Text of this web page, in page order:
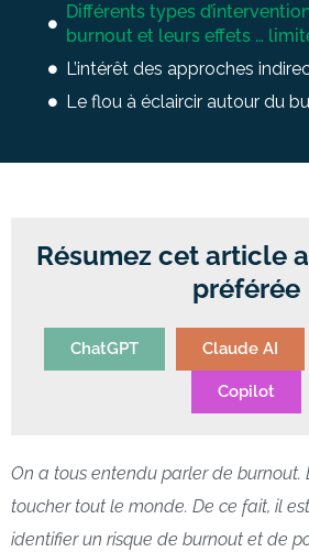
Différents types
burnout et leurs effets …
L’intérêt des approches
Le flou à éclaircir autour du
Résumez cet article
préférée
ChatGPT Claude AI
Copilot
On a tous entendu parler de burnout.
toucher tout le monde. De ce fait, il
identifier un risque de burnout et de